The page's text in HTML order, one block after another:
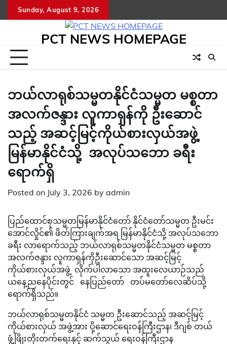
to
Sunday, August 9, 2026
PCT NEWS HOMEPAGE
ဘယ်လာရုစ်သမ္မတနိုင်ငံသမ္မတ မစ္စတာ
အလက်ဇန္ဒား လူကာရှန်ကို ဦးဆောင်
သည့် အဆင့်မြင့်ကိုယ်စားလှယ်အဖွဲ့
မြန်မာနိုင်ငံသို့ အလုပ်သဘော ခရီး
ရောက်ရှိ
Posted on July 3, 2026 by admin
ပြည်ထောင်စုသမ္မတမြန်မာနိုင်ငံတော် နိုင်ငံတော်သမ္မတ ဦးမင်း
အောင်လှိုင်၏ ဖိတ်ကြားချက်အရ မြန်မာနိုင်ငံသို့ အလုပ်သဘော
ခရီး လာရောက်သည့် ဘယ်လာရုစ်သမ္မတနိုင်ငံသမ္မတ မစ္စတာ
အလက်ဇန္ဒား လူကာရှန်ကိုဦးဆောင်သော အဆင့်မြင့်
ကိုယ်စားလှယ်အဖွဲ့ လိုက်ပါလာသော အထူးလေယာဉ်သည်
ယနေ့ညနေပိုင်းတွင် နေပြည်တော် တပ်မတော်လေဆိပ်သို့
ရောက်ရှိသည်။
ဘယ်လာရုစ်သမ္မတနိုင်ငံ သမ္မတ ဦးဆောင်သည့် အဆင့်မြင့်
ကိုယ်စားလှယ် အဖွဲ့အား ပို့ဆောင်ရေးဝန်ကြီးဌာန၊ ဒီဂျစ် တယ်
ဖွံ့ဖြိုးတိုးတက်ရေးနှင့် ဆက်သွယ် ရေးဝန်ကြီးဌာန